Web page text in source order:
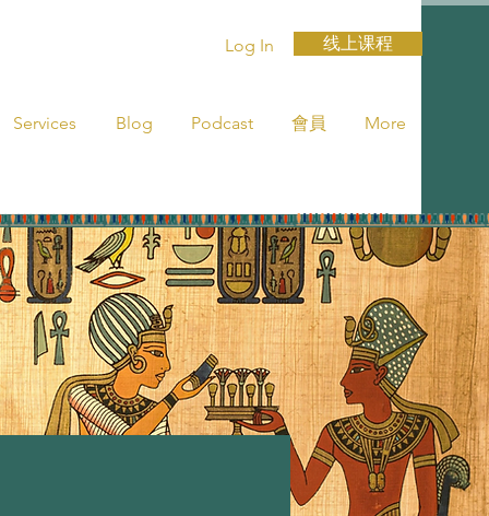
Log In 线上课程
Services Blog Podcast 會員 More